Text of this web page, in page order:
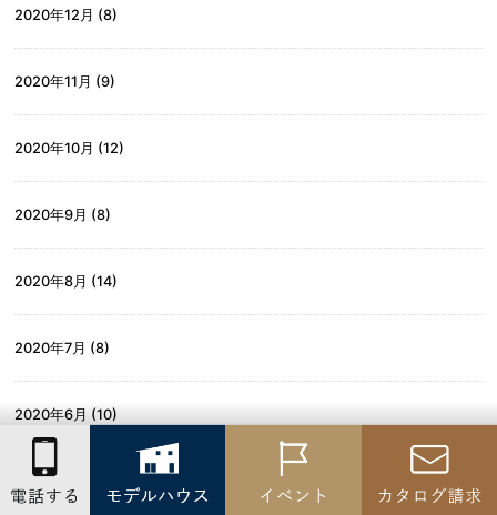
2020年12月 (8)
2020年11月 (9)
2020年10月 (12)
2020年9月 (8)
2020年8月 (14)
2020年7月 (8)
2020年6月 (10)
2020年5月